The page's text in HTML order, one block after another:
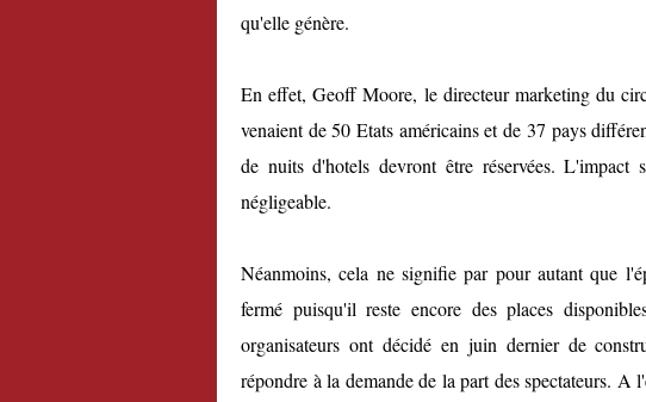
qu'elle génère.
En effet, Geoff Moore, le directeur marketing du
venaient de 50 Etats américains et de 37 pays
de nuits d'hotels devront être réservées.
négligeable.
Néanmoins, cela ne signifie par pour autant que
fermé puisqu'il reste encore des places
organisateurs ont décidé en juin dernier de
répondre à la demande de la part des spectateurs.